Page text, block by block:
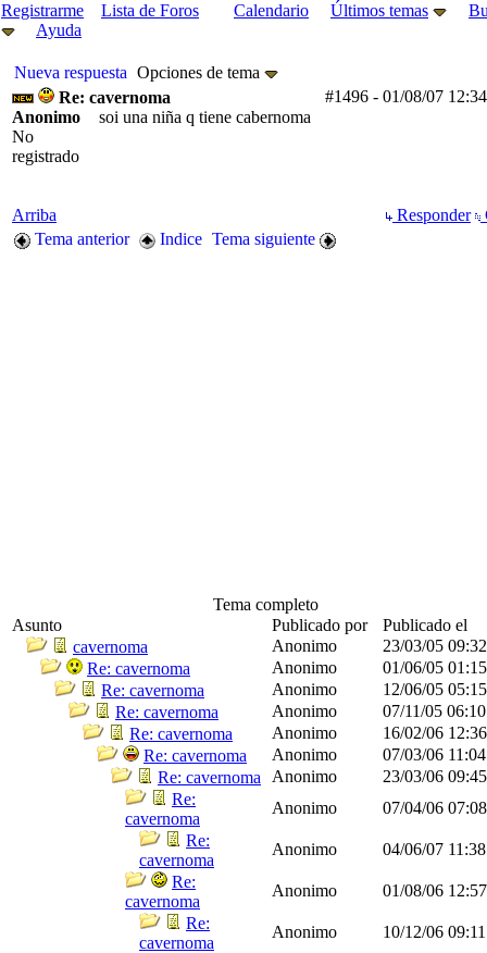
Registrarme
Lista de Foros Calendario Últimos temas
Ayuda
Nueva respuesta Opciones de tema
#1496 - 01/08/07
Re: cavernoma
Anonimo
No
registrado
soi una niña q tiene cabernoma
Arriba Responder
Tema anterior
Indice Tema siguiente
Tema completo
Asunto
Publicado por
Publicado el
cavernoma
Anonimo 23/03/05
Re: cavernoma
Anonimo 01/06/05
Re: cavernoma
Anonimo 12/06/05
Re: cavernoma
Anonimo 07/11/05
Re: cavernoma
Anonimo 16/02/06
Re: cavernoma
Anonimo 07/03/06
Re: cavernoma
Anonimo 23/03/06
Re:
cavernoma
Anonimo 07/04/06
Re:
cavernoma
Anonimo 04/06/07
Re:
cavernoma
Anonimo 01/08/06
Re:
cavernoma
Anonimo 10/12/06